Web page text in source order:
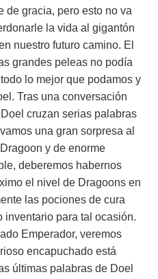
de gracia, pero esto no va
la vida al gigantón
nuestro futuro camino. El
grandes peleas no podía
lo mejor que podamos y
Tras una conversación
cruzan serias palabras
una gran sorpresa al
y de enorme
deberemos habernos
el nivel de Dragoons en
las pociones de cura
inventario para tal ocasión.
Emperador, veremos
encapuchado está
últimas palabras de Doel